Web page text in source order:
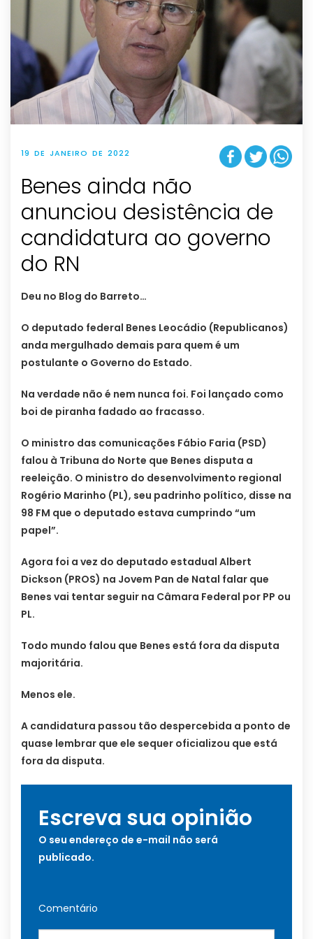
19 DE JANEIRO DE 2022
Benes ainda não
anunciou desistência de
candidatura ao governo
do RN
Deu no Blog do Barreto…
O deputado federal Benes Leocádio (Republicanos)
anda mergulhado demais para quem é um
postulante o Governo do Estado.
Na verdade não é nem nunca foi. Foi lançado como
boi de piranha fadado ao fracasso.
O ministro das comunicações Fábio Faria (PSD)
falou à Tribuna do Norte que Benes disputa a
reeleição. O ministro do desenvolvimento regional
Rogério Marinho (PL), seu padrinho político, disse na
98 FM que o deputado estava cumprindo “um
papel”.
Agora foi a vez do deputado estadual Albert
Dickson (PROS) na Jovem Pan de Natal falar que
Benes vai tentar seguir na Câmara Federal por PP ou
PL.
Todo mundo falou que Benes está fora da disputa
majoritária.
Menos ele.
A candidatura passou tão despercebida a ponto de
quase lembrar que ele sequer oficializou que está
fora da disputa.
Escreva sua opinião
O seu endereço de e-mail não será
publicado.
Comentário